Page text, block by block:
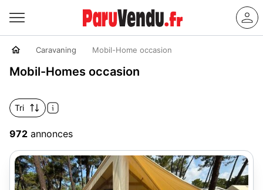
Caravaning Mobil-Home occasion
Mobil-Homes occasion
Tri
972 annonces